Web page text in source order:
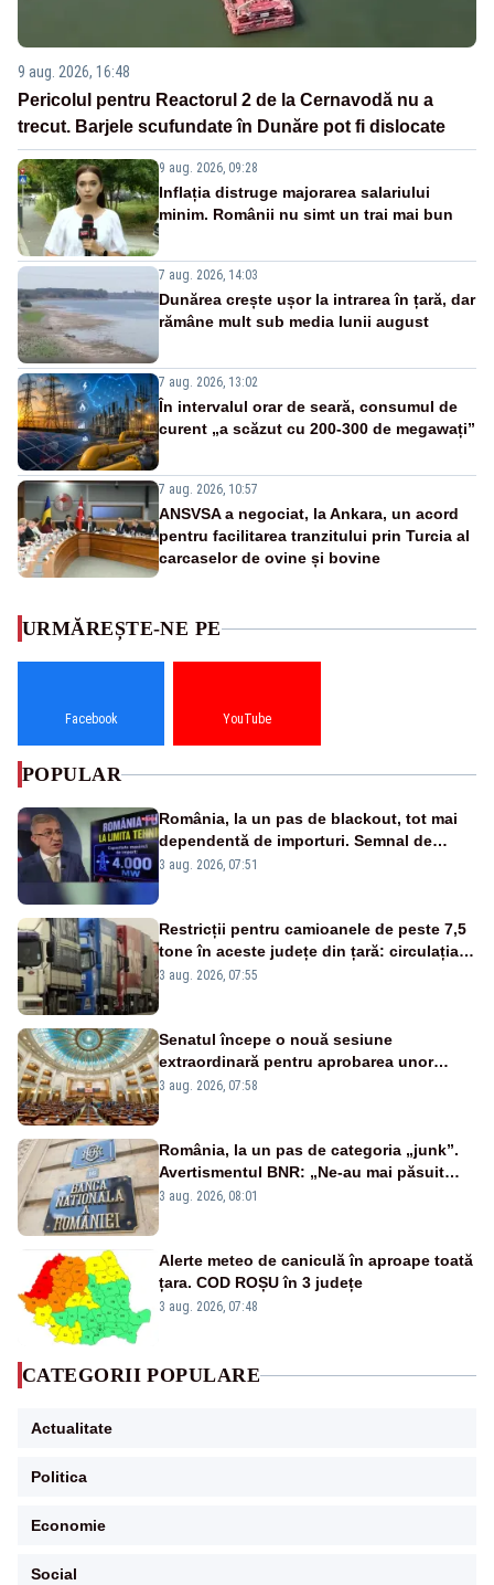
9 aug. 2026, 16:48
Pericolul pentru Reactorul 2 de la Cernavodă nu a
trecut. Barjele scufundate în Dunăre pot fi dislocate
9 aug. 2026, 09:28
Inflația distruge majorarea salariului
minim. Românii nu simt un trai mai bun
7 aug. 2026, 14:03
Dunărea crește ușor la intrarea în țară, dar
rămâne mult sub media lunii august
7 aug. 2026, 13:02
În intervalul orar de seară, consumul de
curent „a scăzut cu 200-300 de megawați”
7 aug. 2026, 10:57
ANSVSA a negociat, la Ankara, un acord
pentru facilitarea tranzitului prin Turcia al
carcaselor de ovine și bovine
URMĂREȘTE-NE PE
Facebook YouTube
POPULAR
România, la un pas de blackout, tot mai
dependentă de importuri. Semnal de
alarmă tras de un expert în energie
3 aug. 2026, 07:51
Restricții pentru camioanele de peste 7,5
tone în aceste județe din țară: circulația
este interzisă luni, între orele 12:00 și
3 aug. 2026, 07:55
Senatul începe o nouă sesiune
extraordinară pentru aprobarea unor
jaloane din PNRR
3 aug. 2026, 07:58
România, la un pas de categoria „junk”.
Avertismentul BNR: „Ne-au mai păsuit
pentru câteva luni”
3 aug. 2026, 08:01
Alerte meteo de caniculă în aproape toată
țara. COD ROȘU în 3 județe
3 aug. 2026, 07:48
CATEGORII POPULARE
Actualitate
Politica
Economie
Social